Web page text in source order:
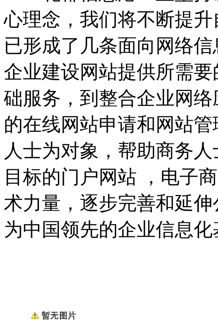
心理念，我们将不断提
已形成了几条面向网络
企业建设网站提供所需
础服务，到整合企业网
的在线网站申请和网站
人士为对象，帮助商务
目标的门户网站 ，电子
术力量，逐步完善和延
为中国领先的企业信息